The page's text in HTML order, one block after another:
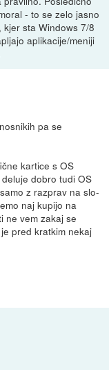
- to se zelo jasno
sta Windows 7/8
aplikacije/meniji
pa se
kartice s OS
dobro tudi OS
z razprav na slo-
naj kupijo na
ne vem zakaj se
pred kratkim nekaj